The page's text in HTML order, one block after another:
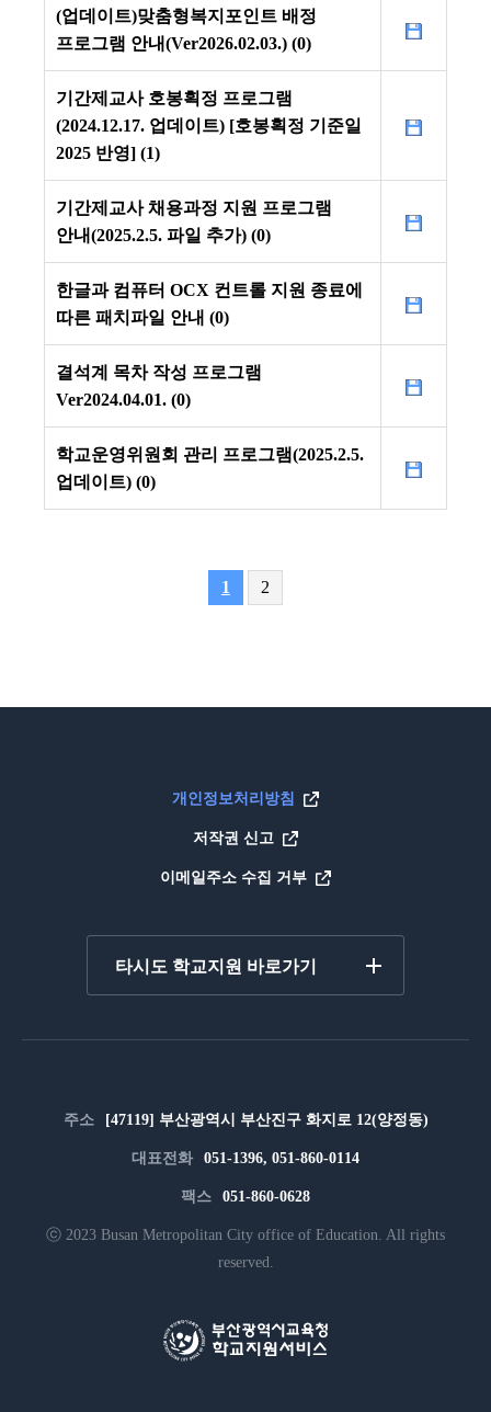
(업데이트)맞춤형복지포인트 배정
프로그램 안내(Ver2026.02.03.) (0)
기간제교사 호봉획정 프로그램
(2024.12.17. 업데이트) [호봉획정 기준일
2025 반영] (1)
기간제교사 채용과정 지원 프로그램
안내(2025.2.5. 파일 추가) (0)
한글과 컴퓨터 OCX 컨트롤 지원 종료에
따른 패치파일 안내 (0)
결석계 목차 작성 프로그램
Ver2024.04.01. (0)
학교운영위원회 관리 프로그램(2025.2.5.
업데이트) (0)
1 2
개인정보처리방침
저작권 신고
이메일주소 수집 거부
타시도 학교지원 바로가기
주소 [47119] 부산광역시 부산진구 화지로 12(양정동)
대표전화 051-1396, 051-860-0114
팩스 051-860-0628
ⓒ 2023 Busan Metropolitan City office of Education. All rights
reserved.